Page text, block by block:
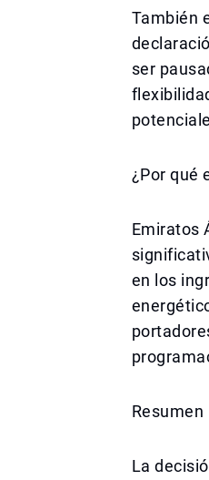
También
ser
¿Por qué
Emiratos
en los
Resumen
La